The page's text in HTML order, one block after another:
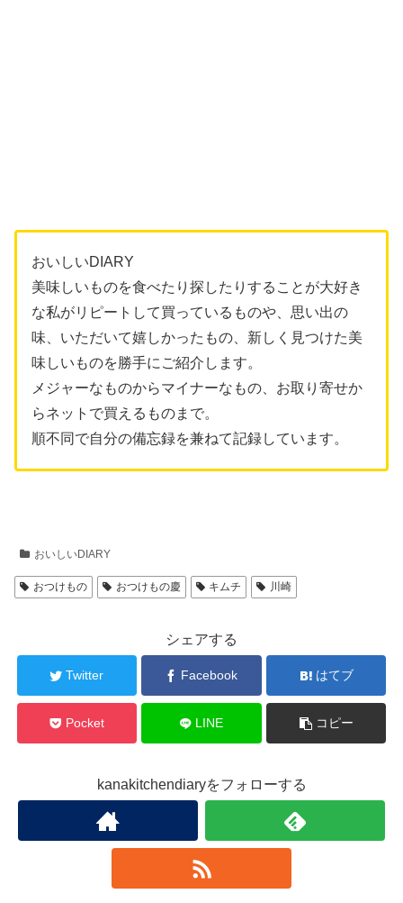
おいしいDIARY
美味しいものを食べたり探したりすることが大好き
な私がリピートして買っているものや、思い出の
味、いただいて嬉しかったもの、新しく見つけた美
味しいものを勝手にご紹介します。
メジャーなものからマイナーなもの、お取り寄せか
らネットで買えるものまで。
順不同で自分の備忘録を兼ねて記録しています。
おいしいDIARY
おつけもの おつけもの慶 キムチ 川崎
シェアする
Twitter Facebook はてブ
Pocket LINE コピー
kanakitchendiaryをフォローする